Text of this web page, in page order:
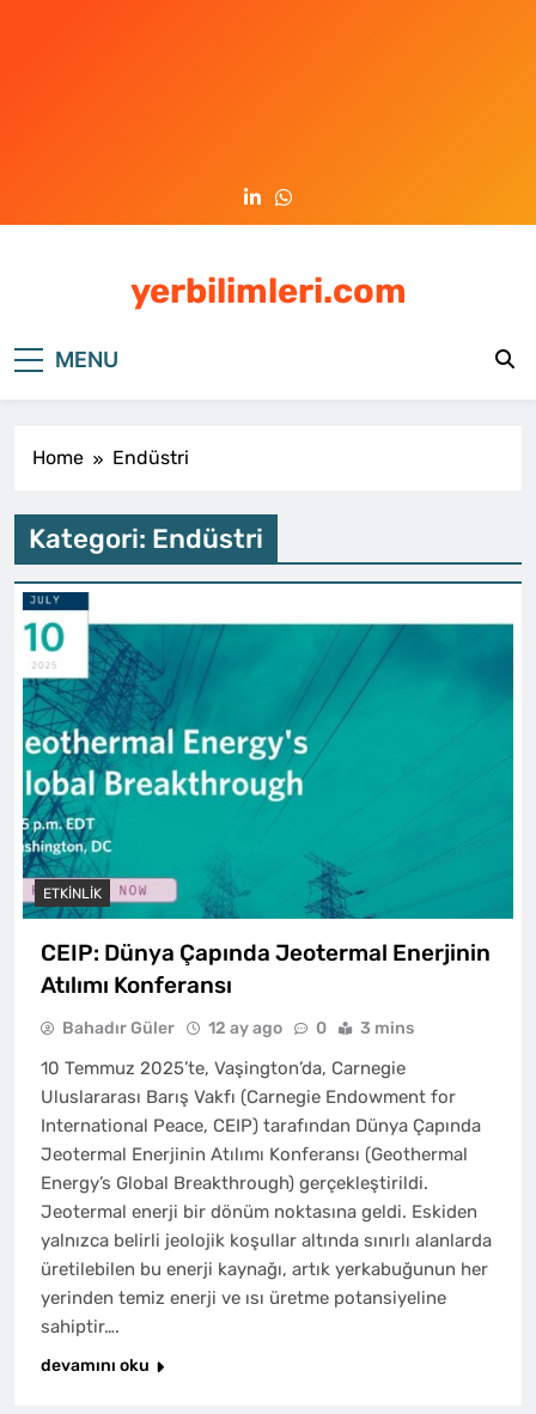
yerbilimleri.com
MENU
Home Endüstri
Kategori: Endüstri
ETKINLIK
CEIP: Dünya Çapında Jeotermal Enerjinin
Atılımı Konferansı
Bahadır Güler 12 ay ago 0 3 mins
10 Temmuz 2025’te, Vaşington’da, Carnegie
Uluslararası Barış Vakfı (Carnegie Endowment for
International Peace, CEIP) tarafından Dünya Çapında
Jeotermal Enerjinin Atılımı Konferansı (Geothermal
Energy’s Global Breakthrough) gerçekleştirildi.
Jeotermal enerji bir dönüm noktasına geldi. Eskiden
yalnızca belirli jeolojik koşullar altında sınırlı alanlarda
üretilebilen bu enerji kaynağı, artık yerkabuğunun her
yerinden temiz enerji ve ısı üretme potansiyeline
sahiptir….
devamını oku